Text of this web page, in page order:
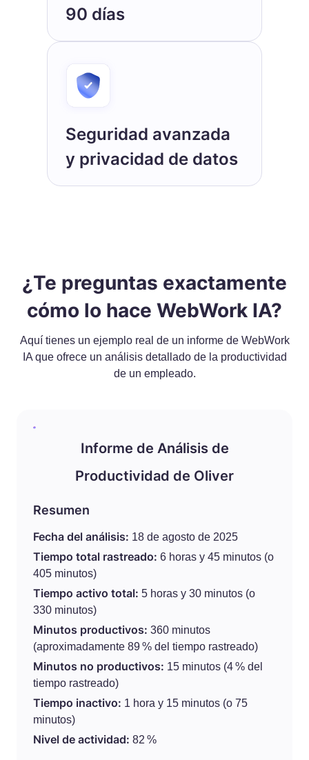
90 días
Seguridad avanzada
y privacidad de datos
¿Te preguntas exactamente
cómo lo hace WebWork IA?
Aquí tienes un ejemplo real de un informe de WebWork
IA que ofrece un análisis detallado de la productividad
de un empleado.
Informe de Análisis de
Productividad de Oliver
Resumen
Fecha del análisis: 18 de agosto de 2025
Tiempo total rastreado: 6 horas y 45 minutos (o
405 minutos)
Tiempo activo total: 5 horas y 30 minutos (o
330 minutos)
Minutos productivos: 360 minutos
(aproximadamente 89 % del tiempo rastreado)
Minutos no productivos: 15 minutos (4 % del
tiempo rastreado)
Tiempo inactivo: 1 hora y 15 minutos (o 75
minutos)
Nivel de actividad: 82 %